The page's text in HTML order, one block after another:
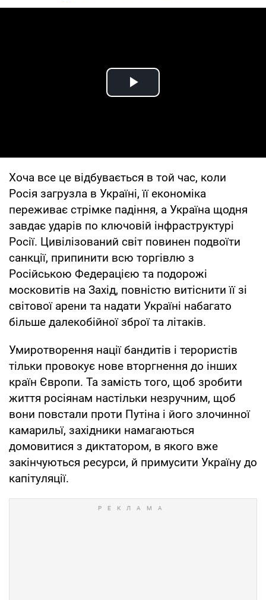
Play Video
Хоча все це відбувається в той час, коли
Росія загрузла в Україні, її економіка
переживає стрімке падіння, а Україна щодня
завдає ударів по ключовій інфраструктурі
Росії. Цивілізований світ повинен подвоїти
санкції, припинити всю торгівлю з
Російською Федерацією та подорожі
московитів на Захід, повністю витіснити її зі
світової арени та надати Україні набагато
більше далекобійної зброї та літаків.
Умиротворення нації бандитів і терористів
тільки провокує нове вторгнення до інших
країн Європи. Та замість того, щоб зробити
життя росіянам настільки незручним, щоб
вони повстали проти Путіна і його злочинної
камарильї, західники намагаються
домовитися з диктатором, в якого вже
закінчуються ресурси, й примусити Україну до
капітуляції.